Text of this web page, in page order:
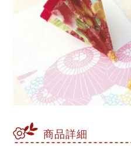
商品詳細